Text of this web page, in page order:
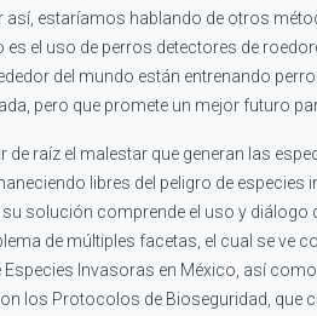
así, estaríamos hablando de otros
el uso de perros detectores de
del mundo están entrenando
pero que promete un mejor futuro
raíz el malestar que generan las
libres del peligro de
solución comprende el uso y
de múltiples facetas, el cual se ve
Invasoras en México, así
los Protocolos de Bioseguridad,